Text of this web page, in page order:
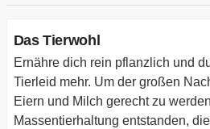
Das Tierwohl
Ernähre dich rein pflanzlich und
Tierleid mehr. Um der großen
Eiern und Milch gerecht zu
Massentierhaltung entstanden,